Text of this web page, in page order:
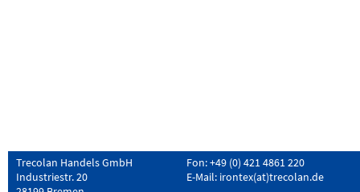
Trecolan Handels GmbH
Industriestr. 20
Fon: +49 (0) 421 4861 220
E-Mail: irontex(at)trecolan.de